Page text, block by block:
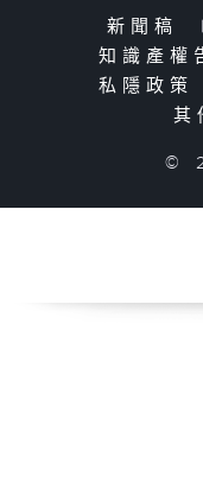
新聞稿 |
知識產權
私隱政策
其
©